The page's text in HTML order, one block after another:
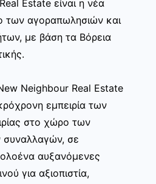
Estate είναι η νέα
των αγοραπωλησιών και
με βάση τα Βόρεια
Neighbour Real Estate
εμπειρία των
στο χώρο των
συναλλαγών, σε
αυξανόμενες
για αξιοπιστία,